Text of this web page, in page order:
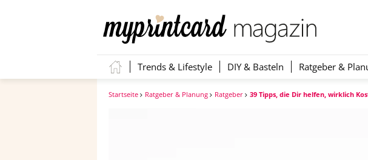
Trends & Lifestyle DIY & Basteln Ratgeber &
Startseite Ratgeber & Planung Ratgeber 39 Tipps, die Dir helfen, wirklich